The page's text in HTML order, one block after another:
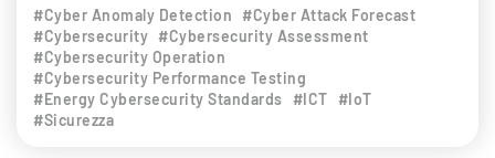
#Cyber Anomaly Detection
#Cyber Attack Forecast
#Cybersecurity #Cybersecurity Assessment
#Cybersecurity Operation
#Cybersecurity Performance Testing
#Energy Cybersecurity Standards
#ICT
#IoT
#Sicurezza